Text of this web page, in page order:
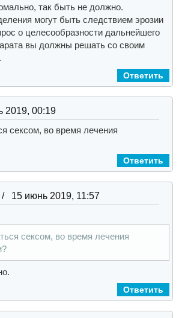
так быть не должно.
могут быть следствием эрозии
о целесообразности дальнейшего
вы должны решать со своим
Ответить
00:19
сексом, во время лечения
Ответить
/ 15 июнь 2019, 11:57
сексом, во время лечения
Ответить